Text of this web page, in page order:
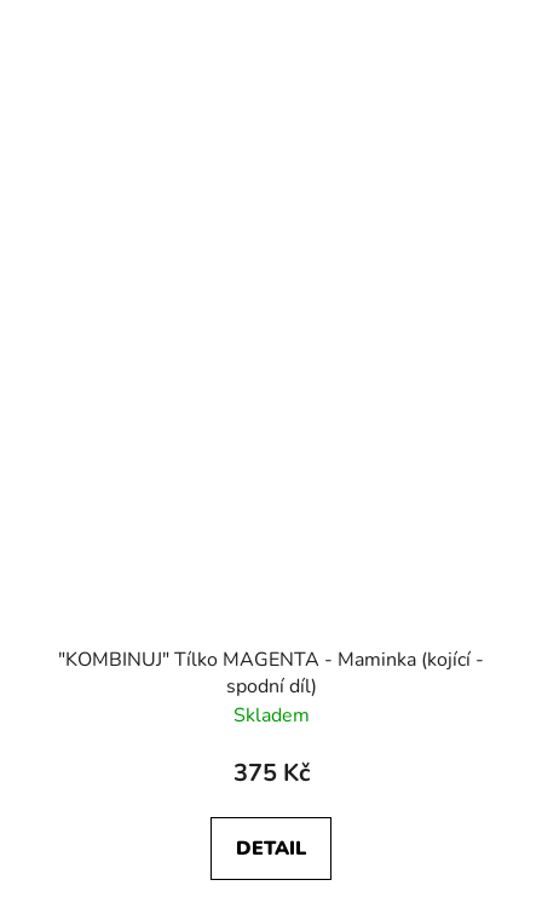
"KOMBINUJ" Tílko MAGENTA - Maminka (kojící -
spodní díl)
Skladem
375 Kč
DETAIL